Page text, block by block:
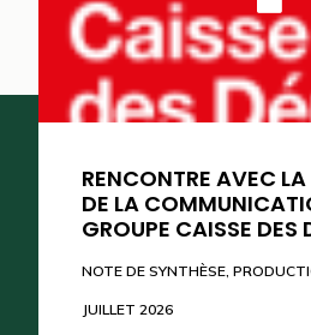
RENCONTRE AVEC
DE LA
GROUPE CAISSE DES
NOTE DE SYNTHÈSE,
JUILLET 2026